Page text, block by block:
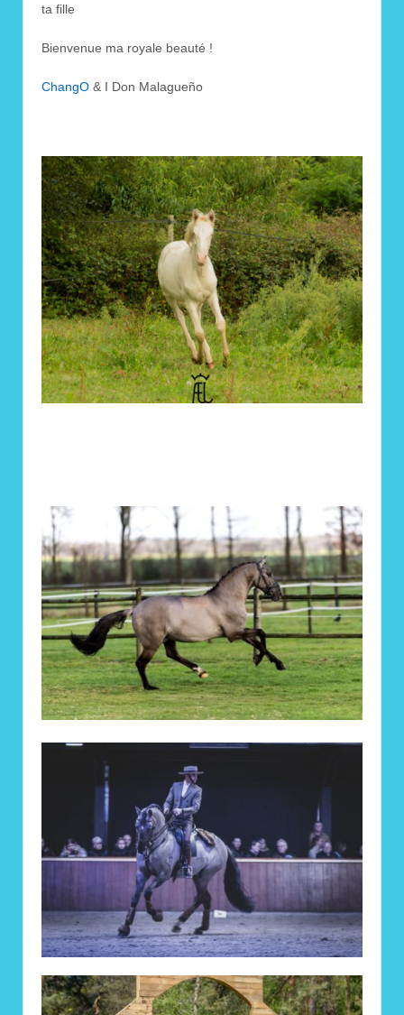
ta fille
Bienvenue ma royale beauté !
ChangO & I Don Malagueño